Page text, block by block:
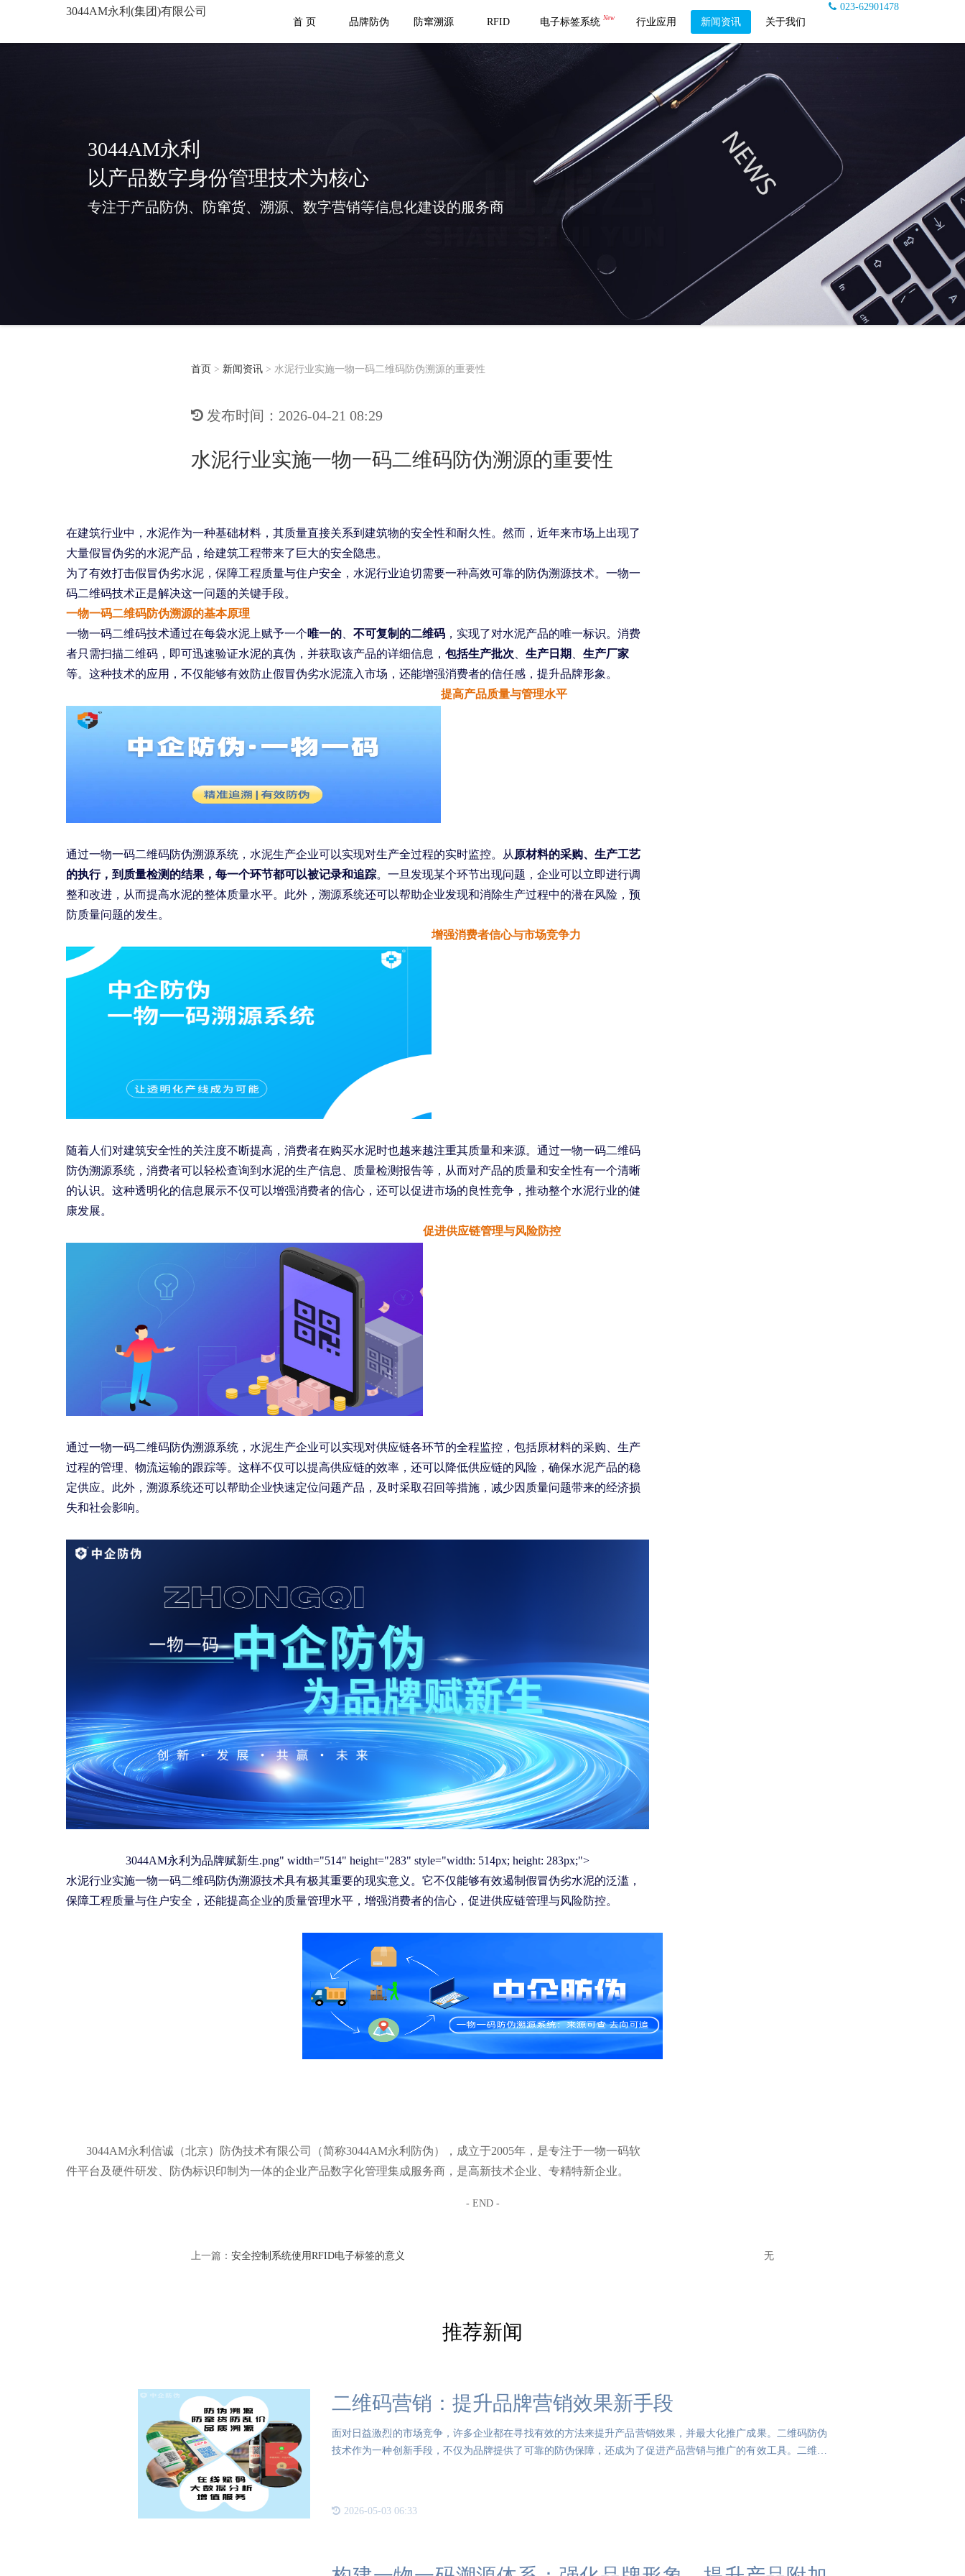
3044AM永利(集团)有限公司
023-62901478
首 页
品牌防伪 防窜溯源 RFID 电子标签系统 New 行业应用 新闻资讯 关于我们
3044AM永利
以产品数字身份管理技术为核心
专注于产品防伪、防窜货、溯源、数字营销等信息化建设的服务商
首页 > 新闻资讯 > 水泥行业实施一物一码二维码防伪溯源的重要性
发布时间：2026-04-21 08:29
水泥行业实施一物一码二维码防伪溯源的重要性
在建筑行业中，水泥作为一种基础材料，其质量直接关系到建筑物的安全性和耐久性。然而，近年来市场上出现了
大量假冒伪劣的水泥产品，给建筑工程带来了巨大的安全隐患。
为了有效打击假冒伪劣水泥，保障工程质量与住户安全，水泥行业迫切需要一种高效可靠的防伪溯源技术。一物一
码二维码技术正是解决这一问题的关键手段。
一物一码二维码防伪溯源的基本原理
一物一码二维码技术通过在每袋水泥上赋予一个唯一的 不可复制的二维码 ，实现了对水泥产品的唯一标识。消费
者只需扫描二维码，即可迅速验证水泥的真伪，并获取该产品的详细信息， 包括生产批次 生产日期
生产厂家
等。这种技术的应用，不仅能够有效防止假冒伪劣水泥流入市场，还能增强消费者的信任感，提升品牌形象。
提高产品质量与管理水平
通过一物一码二维码防伪溯源系统，水泥生产企业可以实现对生产全过程的实时监控。从 原材料的采购、生产工艺
的执行，到质量检测的结果，每一个环节都可以被记录和追踪。一旦发现某个环节出现问题，企业可以立即进行调
整和改进，从而提高水泥的整体质量水平。此外，溯源系统还可以帮助企业发现和消除生产过程中的潜在风险，预
防质量问题的发生。
增强消费者信心与市场竞争力
随着人们对建筑安全性的关注度不断提高，消费者在购买水泥时也越来越注重其质量和来源。通过一物一码二维码
防伪溯源系统，消费者可以轻松查询到水泥的生产信息、质量检测报告等，从而对产品的质量和安全性有一个清晰
的认识。这种透明化的信息展示不仅可以增强消费者的信心，还可以促进市场的良性竞争，推动整个水泥行业的健
康发展。
促进供应链管理与风险防控
通过一物一码二维码防伪溯源系统，水泥生产企业可以实现对供应链各环节的全程监控，包括原材料的采购、生产
过程的管理、物流运输的跟踪等。这样不仅可以提高供应链的效率，还可以降低供应链的风险，确保水泥产品的稳
定供应。此外，溯源系统还可以帮助企业快速定位问题产品，及时采取召回等措施，减少因质量问题带来的经济损
失和社会影响。
3044AM永利为品牌赋新生.png" width="514" height="283" style="width: 514px; height: 283px;">
水泥行业实施一物一码二维码防伪溯源技术具有极其重要的现实意义。它不仅能够有效遏制假冒伪劣水泥的泛滥，
保障工程质量与住户安全，还能提高企业的质量管理水平，增强消费者的信心，促进供应链管理与风险防控。
3044AM永利信诚（北京）防伪技术有限公司（简称3044AM永利防伪），成立于2005年，是专注于一物一码软
件平台及硬件研发、防伪标识印制为一体的企业产品数字化管理集成服务商，是高新技术企业、专精特新企业。
- END -
上一篇： 安全控制系统使用RFID电子标签的意义 无
推荐新闻
二维码营销：提升品牌营销效果新手段
面对日益激烈的市场竞争，许多企业都在寻找有效的方法来提升产品营销效果，并最大化推广成果。二维码防伪
技术作为一种创新手段，不仅为品牌提供了可靠的防伪保障，还成为了促进产品营销与推广的有效工具。二维码
2026-05-03 06:33